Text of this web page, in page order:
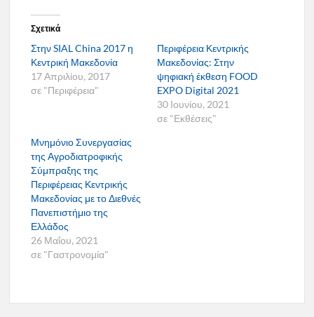
Σχετικά
Στην SIAL China 2017 η
Κεντρική Μακεδονία
17 Απριλίου, 2017
σε "Περιφέρεια"
Περιφέρεια Κεντρικής
Μακεδονίας: Στην
ψηφιακή έκθεση FOOD
EXPO Digital 2021
30 Ιουνίου, 2021
σε "Εκθέσεις"
Μνημόνιο Συνεργασίας
της Αγροδιατροφικής
Σύμπραξης της
Περιφέρειας Κεντρικής
Μακεδονίας με το Διεθνές
Πανεπιστήμιο της
Ελλάδος
26 Μαΐου, 2021
σε "Γαστρονομία"